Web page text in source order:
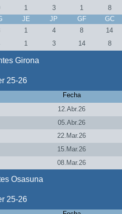
1 3 1 8
JE JP GF GC
1 4 8 14
1 3 14 8
Girona
25-26
Fecha
12.Abr.26
05.Abr.26
22.Mar.26
15.Mar.26
08.Mar.26
Osasuna
25-26